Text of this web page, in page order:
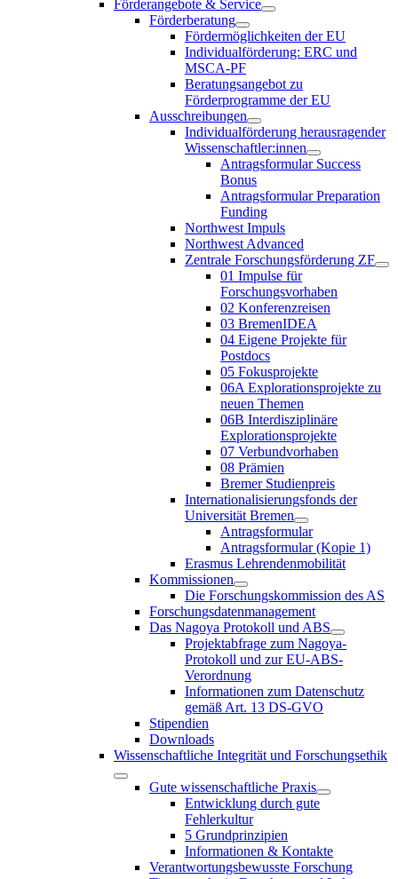
Förderangebote & Service
Förderberatung
Fördermöglichkeiten der EU
Individualförderung: ERC und
MSCA-PF
Beratungsangebot zu
Förderprogramme der EU
Ausschreibungen
Individualförderung herausragender
Wissenschaftler:innen
Antragsformular Success
Bonus
Antragsformular Preparation
Funding
Northwest Impuls
Northwest Advanced
Zentrale Forschungsförderung ZF
01 Impulse für
Forschungsvorhaben
02 Konferenzreisen
03 BremenIDEA
04 Eigene Projekte für
Postdocs
05 Fokusprojekte
06A Explorationsprojekte zu
neuen Themen
06B Interdisziplinäre
Explorationsprojekte
07 Verbundvorhaben
08 Prämien
Bremer Studienpreis
Internationalisierungsfonds der
Universität Bremen
Antragsformular
Antragsformular (Kopie 1)
Erasmus Lehrendenmobilität
Kommissionen
Die Forschungskommission des AS
Forschungsdatenmanagement
Das Nagoya Protokoll und ABS
Projektabfrage zum Nagoya-
Protokoll und zur EU-ABS-
Verordnung
Informationen zum Datenschutz
gemäß Art. 13 DS-GVO
Stipendien
Downloads
Wissenschaftliche Integrität und Forschungsethik
Gute wissenschaftliche Praxis
Entwicklung durch gute
Fehlerkultur
5 Grundprinzipien
Informationen & Kontakte
Verantwortungsbewusste Forschung